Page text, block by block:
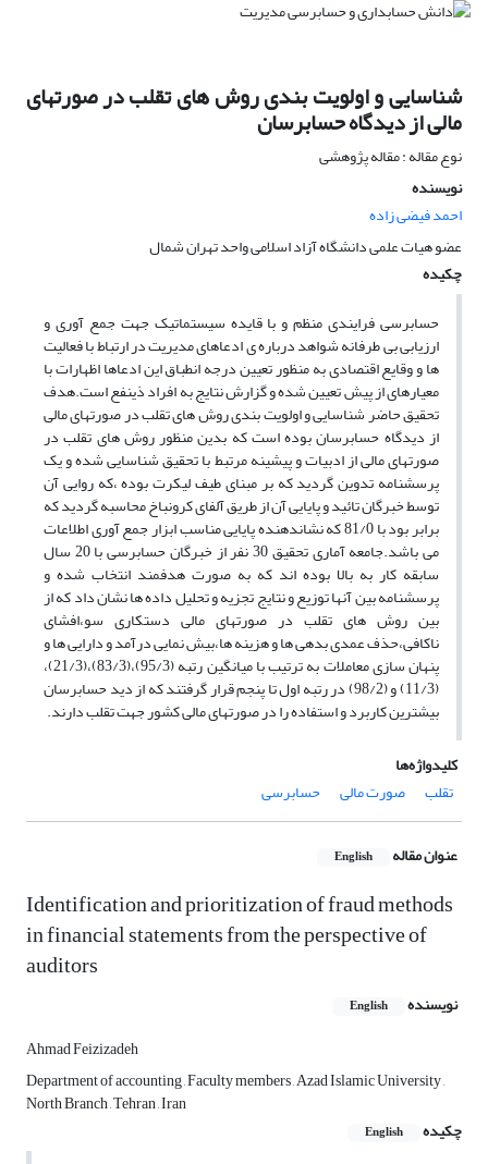
شناسایی و اولویت بندی روش های تقلب در صورتهای
مالی از دیدگاه حسابرسان
نوع مقاله : مقاله پژوهشی
نویسنده
احمد فیضی زاده
عضو هیات علمی دانشگاه آزاد اسلامی واحد تهران شمال
چکیده
حسابرسی فرایندی منظم و با قایده سیستماتیک جهت جمع آوری و
ارزیابی بی طرفانه شواهد درباره ی ادعاهای مدیریت در ارتباط با فعالیت
ها و وقایع اقتصادی به منظور تعیین درجه انطباق این ادعاها اظهارات با
معیارهای از پیش تعیین شده و گزارش نتایج به افراد ذینفع است.هدف
تحقیق حاضر شناسایی و اولویت بندی روش های تقلب در صورتهای مالی
از دیدگاه حسابرسان بوده است که بدین منظور روش های تقلب در
صورتهای مالی از ادبیات و پیشینه مرتبط با تحقیق شناسایی شده و یک
پرسشنامه تدوین گردید که بر مبنای طیف لیکرت بوده ،که روایی آن
توسط خبرگان تائید و پایایی آن از طریق آلفای کرونباخ محاسبه گردید که
برابر بود با 81/0 که نشاندهنده پایایی مناسب ابزار جمع آوری اطلاعات
می باشد.جامعه آماری تحقیق 30 نفر از خبرگان حسابرسی با 20 سال
سابقه کار به بالا بوده اند که به صورت هدفمند انتخاب شده و
پرسشنامه بین آنها توزیع و نتایج تجزیه و تحلیل داده ها نشان داد که از
بین روش های تقلب در صورتهای مالی دستکاری سو،افشای
ناکافی،حذف عمدی بدهی ها و هزینه ها،بیش نمایی درآمد و دارایی ها و
پنهان سازی معاملات به ترتیب با میانگین رتبه (95/3)،(83/3)،(21/3)،
(11/3) و (98/2) در رتبه اول تا پنجم قرار گرفتند که از دید حسابرسان
بیشترین کاربرد و استفاده را در صورتهای مالی کشور جهت تقلب دارند.
کلیدواژه‌ها
تقلب
صورت مالی حسابرسی
عنوان مقاله English
Identification and prioritization of fraud methods
in financial statements from the perspective of
auditors
نویسنده English
Ahmad Feizizadeh
Department of accounting , Faculty members , Azad Islamic University ,
North Branch , Tehran , Iran
چکیده
English